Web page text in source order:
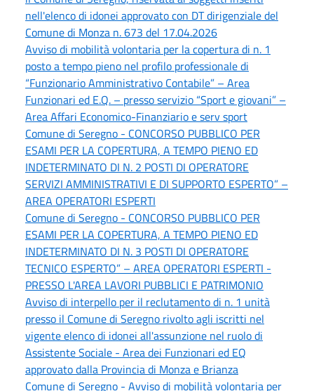
nell'elenco di idonei approvato con DT dirigenziale del
Comune di Monza n. 673 del 17.04.2026
Avviso di mobilità volontaria per la copertura di n. 1
posto a tempo pieno nel profilo professionale di
“Funzionario Amministrativo Contabile” – Area
Funzionari ed E.Q. – presso servizio “Sport e giovani” –
Area Affari Economico-Finanziario e serv sport
Comune di Seregno - CONCORSO PUBBLICO PER
ESAMI PER LA COPERTURA, A TEMPO PIENO ED
INDETERMINATO DI N. 2 POSTI DI OPERATORE
SERVIZI AMMINISTRATIVI E DI SUPPORTO ESPERTO” –
AREA OPERATORI ESPERTI
Comune di Seregno - CONCORSO PUBBLICO PER
ESAMI PER LA COPERTURA, A TEMPO PIENO ED
INDETERMINATO DI N. 3 POSTI DI OPERATORE
TECNICO ESPERTO” – AREA OPERATORI ESPERTI -
PRESSO L'AREA LAVORI PUBBLICI E PATRIMONIO
Avviso di interpello per il reclutamento di n. 1 unità
presso il Comune di Seregno rivolto agli iscritti nel
vigente elenco di idonei all'assunzione nel ruolo di
Assistente Sociale - Area dei Funzionari ed EQ
approvato dalla Provincia di Monza e Brianza
Comune di Seregno - Avviso di mobilità volontaria per